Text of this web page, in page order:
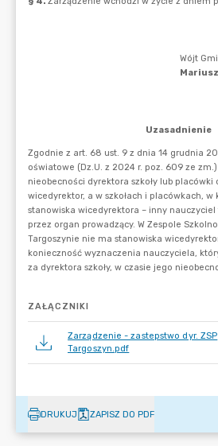
ZAŁĄCZNIKI
Zarządzenie - zastepstwo dyr. ZSP
Targoszyn.pdf
DRUKUJ ZAPISZ DO PDF